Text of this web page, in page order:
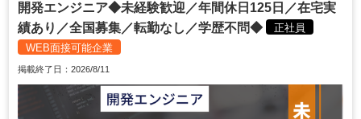
開発エンジニア◆未経験歓迎／年間休日125日／在宅実
績あり／全国募集／転勤なし／学歴不問◆
正社員
WEB面接可能企業
掲載終了日：2026/8/11